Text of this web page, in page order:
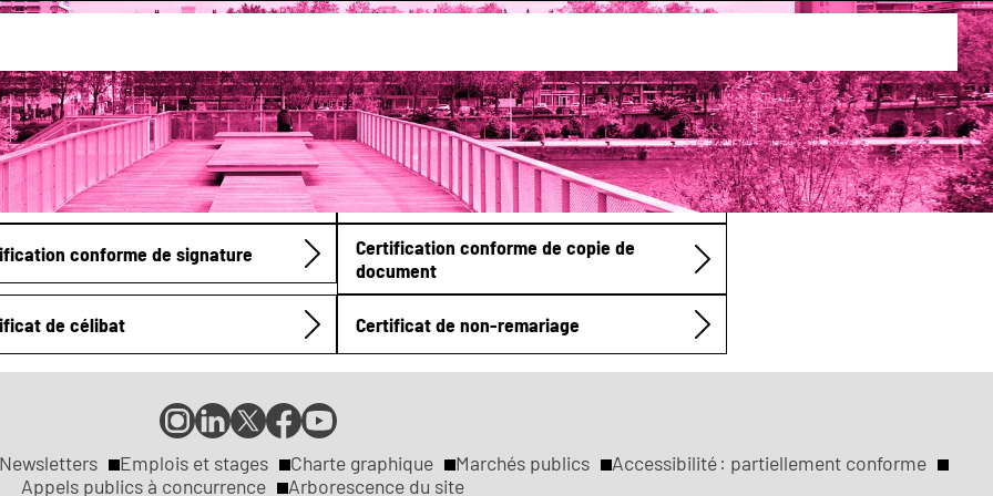
de vie commune Certificat de résidence
conforme de signature
Certification conforme de copie de
document
de célibat Certificat de non-remariage
Compte
Instagram
de
la
Compte
LinkedIn
de
la
Compte
X
de
la
Page
Facebook
de
la
Page
YouTube
de
la
Newsletters Emplois et stages Charte graphique Marchés publics
Accessibilité : partiellement conforme
Appels publics à concurrence
Arborescence du site